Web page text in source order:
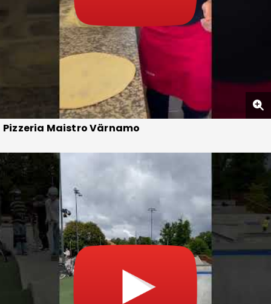
Pizzeria Maistro Värnamo